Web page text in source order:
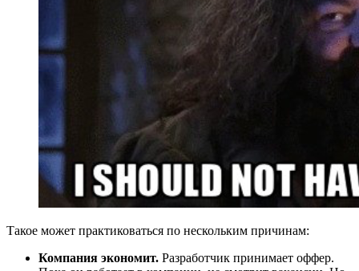
Такое может практиковаться по нескольким причинам:
Компания экономит. Разработчик принимает оффер.